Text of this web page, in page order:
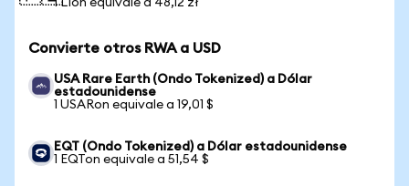
1 LIon equivale a 48,12 zł
Convierte otros RWA a USD
USA Rare Earth (Ondo Tokenized) a Dólar
estadounidense
1 USARon equivale a 19,01 $
EQT (Ondo Tokenized) a Dólar estadounidense
1 EQTon equivale a 51,54 $